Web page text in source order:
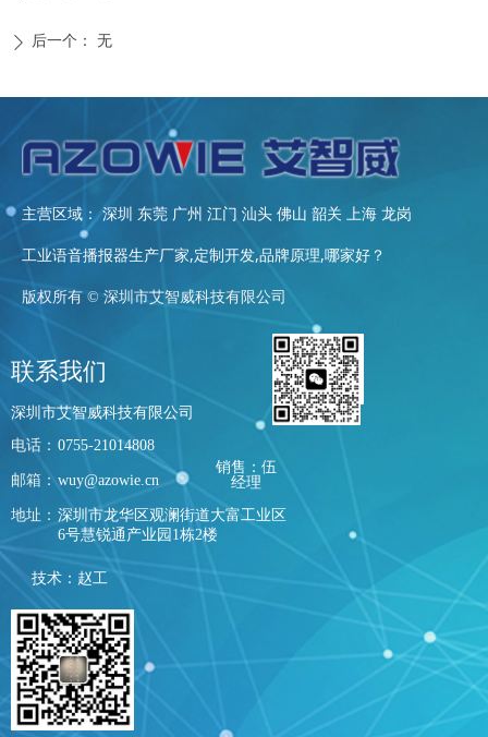
ꄲ 后一个： 无
电话： 0755-21014808
邮箱： wuy@azowie.cn
地址： 深圳市龙华区观澜街道大富工业区
6号慧锐通产业园1栋2楼
联系我们
深圳市艾智威科技有限公司
销售：伍
经理
版权所有 © 深圳市艾智威科技有限公司
主营区域： 深圳 东莞 广州 江门 汕头 佛山 韶关 上海 龙岗
工业语音播报器生产厂家,定制开发,品牌原理,哪家好？
技术：赵工